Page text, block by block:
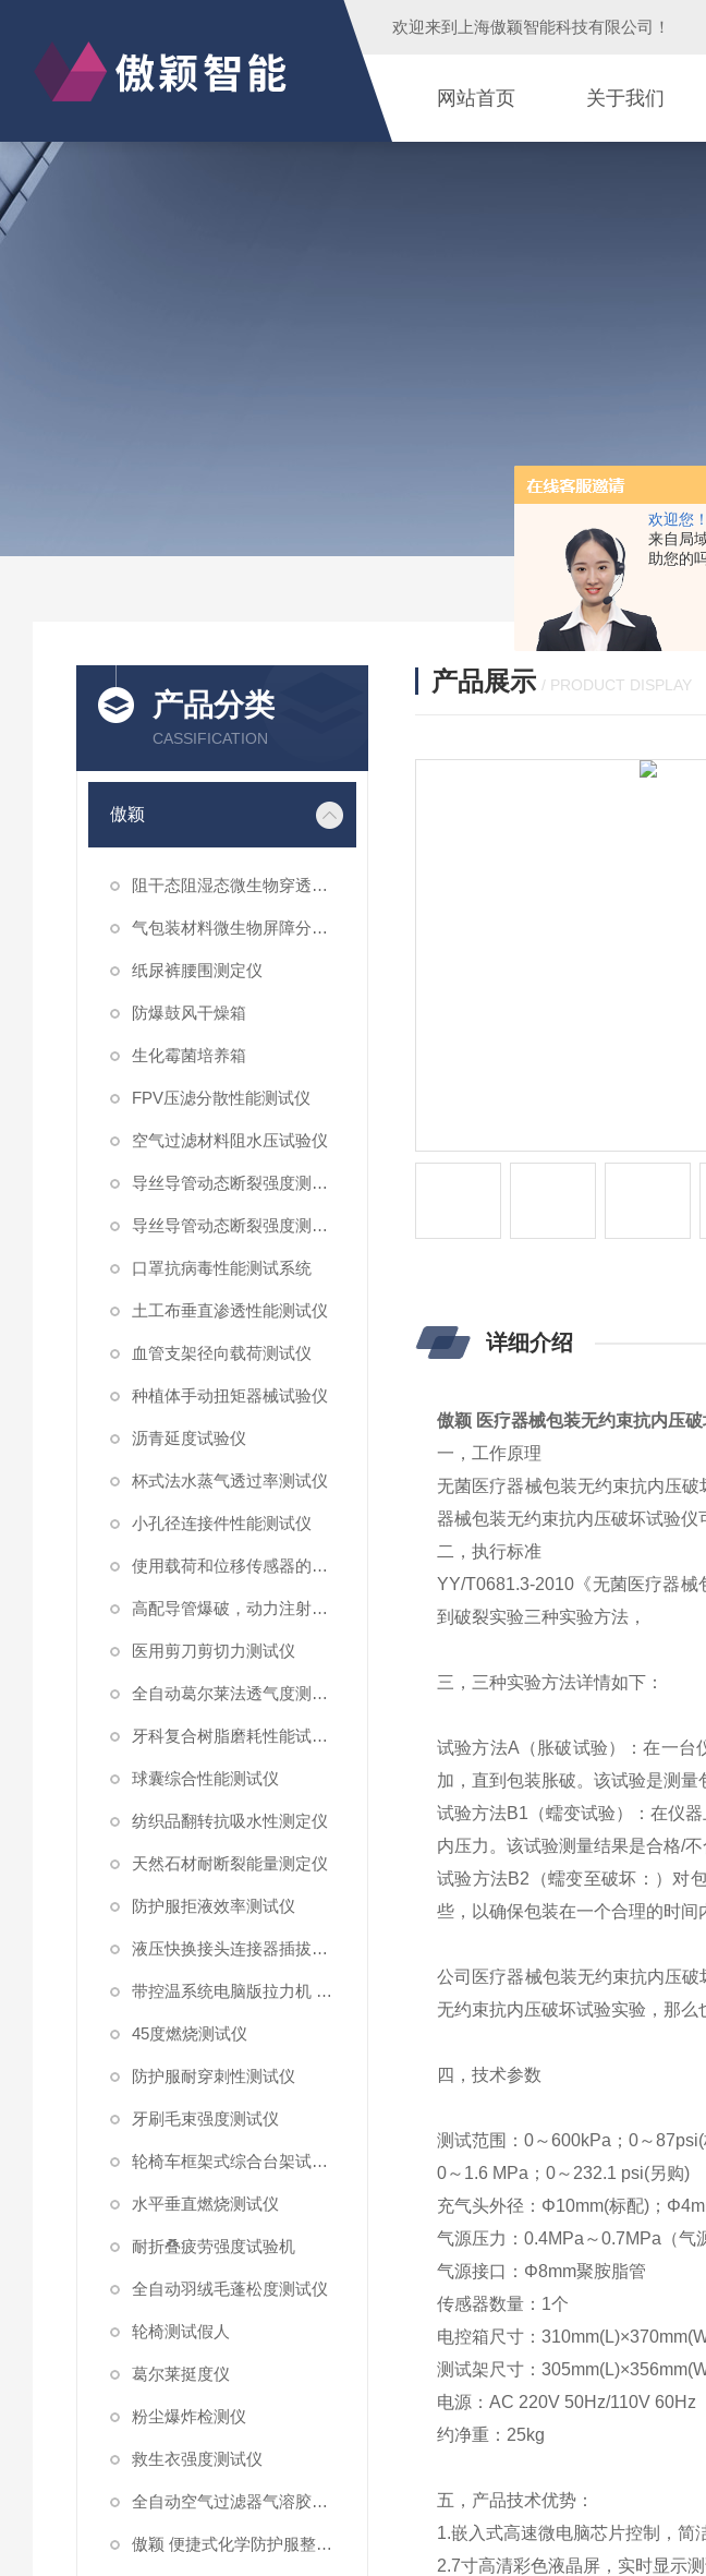
欢迎您！
来自局
助您的
欢迎来到 上海傲颖智能科技有限公司 ！
网站首页 关于我们
产品分类
CASSIFICATION
傲颖
阻干态阻湿态微生物穿透性能测试仪
气包装材料微生物屏障分等试验仪
纸尿裤腰围测定仪
防爆鼓风干燥箱
生化霉菌培养箱
FPV压滤分散性能测试仪
空气过滤材料阻水压试验仪
导丝导管动态断裂强度测试仪 （峰值拉力）
导丝导管动态断裂强度测试仪
口罩抗病毒性能测试系统
土工布垂直渗透性能测试仪
血管支架径向载荷测试仪
种植体手动扭矩器械试验仪
沥青延度试验仪
杯式法水蒸气透过率测试仪
小孔径连接件性能测试仪
使用载荷和位移传感器的塑料高速穿刺特性测试仪
高配导管爆破，动力注射中流量及压力测试仪
医用剪刀剪切力测试仪
全自动葛尔莱法透气度测试仪
牙科复合树脂磨耗性能试验仪
球囊综合性能测试仪
纺织品翻转抗吸水性测定仪
天然石材耐断裂能量测定仪
防护服拒液效率测试仪
液压快换接头连接器插拔泄漏测试仪
带控温系统电脑版拉力机 统电脑版拉力机
45度燃烧测试仪
防护服耐穿刺性测试仪
牙刷毛束强度测试仪
轮椅车框架式综合台架试验机
水平垂直燃烧测试仪
耐折叠疲劳强度试验机
全自动羽绒毛蓬松度测试仪
轮椅测试假人
葛尔莱挺度仪
粉尘爆炸检测仪
救生衣强度测试仪
全自动空气过滤器气溶胶细菌截留测试仪
傲颖 便捷式化学防护服整体气密性测试仪
产品展示 / PRODUCT DISPLAY
详细介绍
傲颖 医疗器械包装无约束抗内压
一，工作原理
无菌医疗器械包装无约束抗内压
器械包装无约束抗内压破坏试验仪
二，执行标准
YY/T0681.3-2010 《无菌医疗器
到破裂实验三种实验方法，
三， 三种实验方法详情如下：
试验方法A （胀破试验） ：在一台
加，直到包装胀破。该试验是测量
试验方法B1 （蠕变试验） ：在仪
内压力。该试验测量结果是合格/不
试验方法B2 （蠕变至破坏 ： ）对
些，以确保包装在一个合理的时间
公司 医疗器械包装无约束抗内压
无约束抗内压破坏试验实验，那
四，技术参数
测试范围：0～600kPa ；0～87psi(
0～ 1.6 MPa ；0～ 232.1 psi(另购)
充气头外径： Φ10mm(标配) ；
气源压力：0.4MPa ～0.7MPa （气
气源接口： Φ8mm聚胺脂管
传感器数量： 1个
电控箱尺寸：
测试架尺寸：
电源：AC 220V 50Hz/110V 60Hz
约净重： 25kg
五， 产品技术优势：
1.嵌入式高速微电脑芯片控制，简
2.7寸高清彩色液晶屏，实时显示